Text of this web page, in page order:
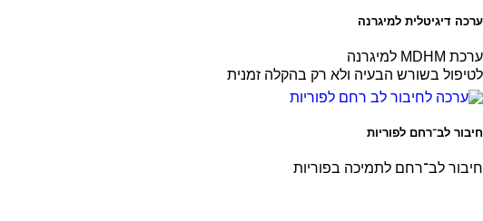
ערכה דיגיטלית למיגרנה
ערכת MDHM למיגרנה
לטיפול בשורש הבעיה ולא רק בהקלה זמנית
חיבור לב־רחם לפוריות
חיבור לב־רחם לתמיכה בפוריות